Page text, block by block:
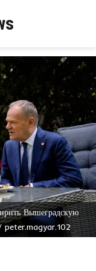
Вышеградскую
peter.magyar.102